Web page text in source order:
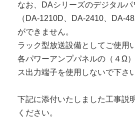
なお、DAシリーズのデジタル
（DA-1210D、DA-2410、DA-
ができません。
ラック型放送設備としてご使用
各パワーアンプパネルの（４Ω
ス出力端子を使用しないで下さい
下記に添付いたしました工事説
ください。